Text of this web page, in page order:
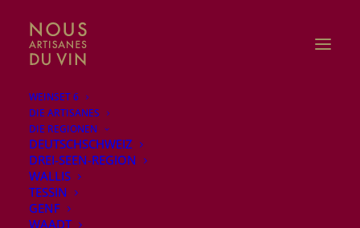
WEINSET 6
DIE ARTISANES
DIE REGIONEN
DEUTSCHSCHWEIZ
DREI-SEEN-REGION
WALLIS
TESSIN
GENF
WAADT